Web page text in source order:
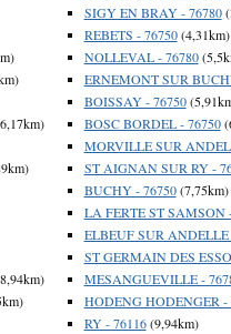
SIGY EN BRAY - 76780
REBETS - 76750(4,31km)
NOLLEVAL - 76780
ERNEMONT SUR
BOISSAY - 76750
BOSC BORDEL - 76750
MORVILLE SUR
ST AIGNAN SUR RY -
BUCHY - 76750(7,75km)
LA FERTE ST SAMSON
ELBEUF SUR ANDELLE
ST GERMAIN DES
MESANGUEVILLE -
HODENG HODENGER -
RY - 76116(9,94km)